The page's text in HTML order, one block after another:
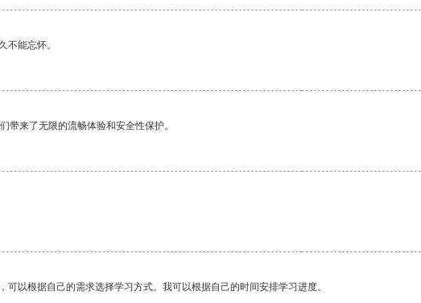
不能忘怀。
带来了无限的流畅体验和安全性保护。
可以根据自己的需求选择学习方式。我可以根据自己的时间安排学习进度。